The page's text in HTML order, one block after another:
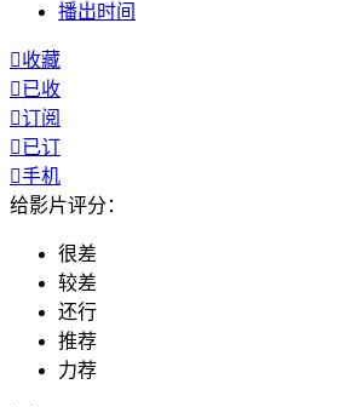
播出时间
收藏
已收
订阅
已订
手机
给影片评分：
很差
较差
还行
推荐
力荐